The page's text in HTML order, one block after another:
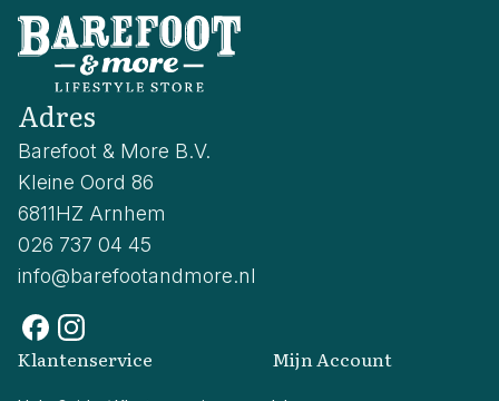
Adres
Barefoot & More B.V.
Kleine Oord 86
6811HZ Arnhem
026 737 04 45
info@barefootandmore.nl
Klantenservice Mijn Account